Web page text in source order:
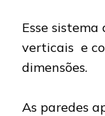
Esse
verticais e
dimensões.
As paredes